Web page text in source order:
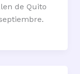
de Quito